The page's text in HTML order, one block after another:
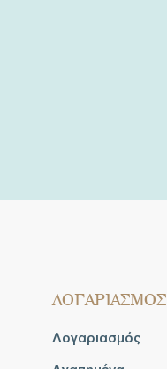
ΛΟΓΑΡΙΑΣΜΟΣ
Λογαριασμός